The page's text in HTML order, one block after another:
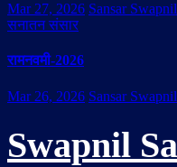
Mar 27, 2026 Sansar Swapnil
सनातन संसार
रामनवमी-2026
Mar 26, 2026 Sansar Swapnil
Swapnil